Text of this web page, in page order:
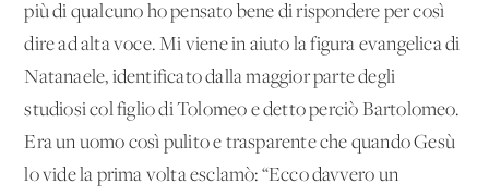
più di qualcuno ho pensato bene di rispondere per così
dire ad alta voce. Mi viene in aiuto la figura evangelica di
Natanaele, identificato dalla maggior parte degli
studiosi col figlio di Tolomeo e detto perciò Bartolomeo.
Era un uomo così pulito e trasparente che quando Gesù
lo vide la prima volta esclamò: “Ecco davvero un